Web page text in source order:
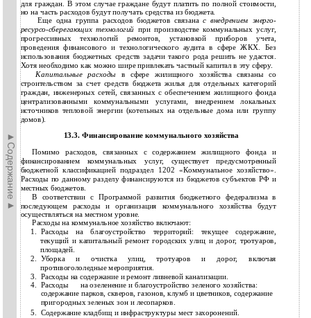
►Содержание►
для граждан. В этом случае граждане будут платить по полной стоимости,
но на часть расходов будут получать средства из бюджета.
Еще одна группа расходов бюджетов связанас внедрением энерго-
ресурсо-сберегающихтехнологийпри производстве коммунальных услуг,
прогрессивных технологий ремонтов, установкой приборов учета,
проведения финансового и технологического аудита в сфере ЖКХ. Без
использования бюджетных средств задачи такого рода решить не удастся.
Хотя необходимо как можно шире привлекать частный капитал в эту сферу.
Капитальные расходы в сфере жилищного хозяйства связаны со
строительством за счет средств бюджета жилья для отдельных категорий
граждан, инженерных сетей, связанных с обеспечением жилищного фонда
централизованными коммунальными услугами, внедрением локальных
источников тепловой энергии (котельных на отдельные дома или группу
домов).
13.3. Финансирование коммунального хозяйства
Помимо расходов, связанных с содержанием жилищного фонда и
финансированием коммунальных услуг, существует предусмотренный
бюджетной классификацией подраздел 1202 «Коммунальное хозяйство».
Расходы по данному разделу финансируются из бюджетов субъектов РФ и
местных бюджетов.
В соответствии с Программой развития бюджетного федерализма в
последующем расходы и организация коммунального хозяйства будут
осуществляться на местном уровне.
Расходы на коммунальное хозяйство включают:
1. Расходы на благоустройство территорий: текущее содержание,
текущий и капитальный ремонт городских улиц и дорог, тротуаров,
площадей.
2. Уборка и очистка улиц, тротуаров и дорог, включая
противогололедные мероприятия.
3.
Расходы на содержание и ремонт ливневой канализации.
4. Расходы на озеленение и благоустройство зеленого хозяйства:
содержание парков, скверов, газонов, клумб и цветников, содержание
пригородных зеленых зон и лесопарков.
5. Содержание кладбищ и инфраструктуры мест захоронений.